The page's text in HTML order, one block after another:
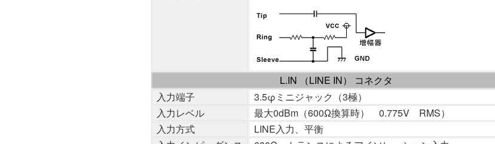
L.IN （LINE IN） コネクタ
入力端子
3.5φミニジャック（3極）
入力レベル
最大0dBm（600Ω換算時） 0.775V RMS）
入力方式
LINE入力、平衡